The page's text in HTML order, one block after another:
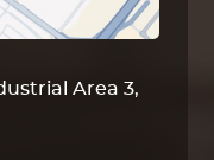
Area 3,